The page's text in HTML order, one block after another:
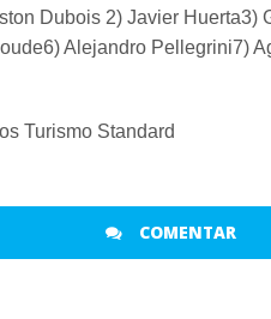
Dubois 2) Javier Huerta3)
Alejandro Pellegrini7)
Turismo Standard
COMENTAR